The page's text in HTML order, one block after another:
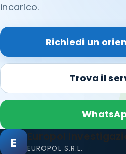
incarico.
Richiedi un
Trova il
E Europol
EUROPOL S.R.L.